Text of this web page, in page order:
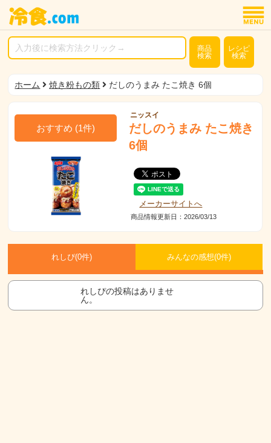
商品
検索
レシピ
検索
ホーム 焼き粉もの類 だしのうまみ たこ焼き 6個
おすすめ (1件)
ニッスイ
だしのうまみ たこ焼き
6個
メーカーサイトへ
商品情報更新日：2026/03/13
れしぴ(0件) みんなの感想(0件)
れしぴの投稿はありませ
ん。